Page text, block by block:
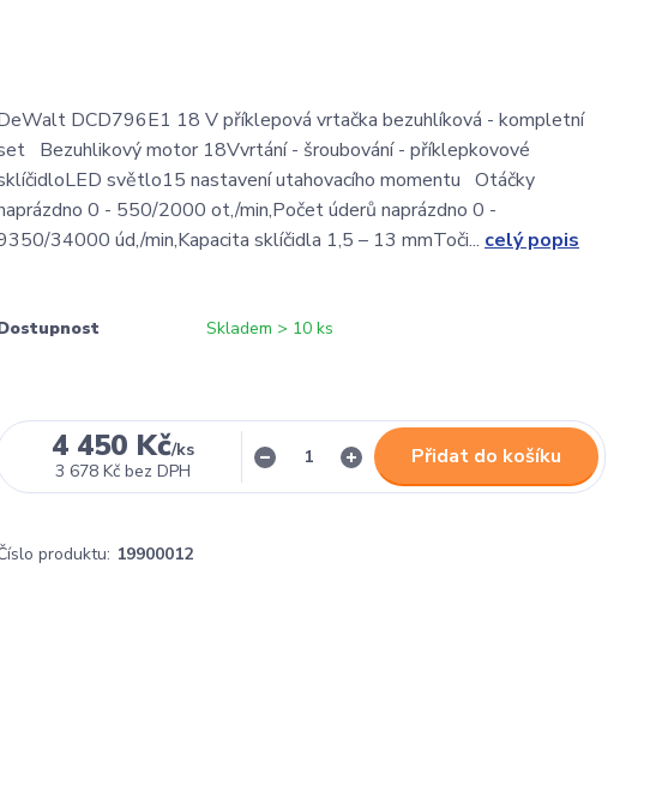
DCD796E1 18 V příklepová vrtačka bezuhlíková - kompletní
Bezuhlikový motor 18Vvrtání - šroubování - příklepkovové
světlo15 nastavení utahovacího momentu Otáčky
0 - 550/2000 ot,/min,Počet úderů naprázdno 0 -
34000 úd,/min,Kapacita sklíčidla 1,5 – 13 mmToči... celý popis
Skladem > 10 ks
4 450 Kč/ks
3 678 Kč bez DPH
Přidat do košíku
produktu: 19900012